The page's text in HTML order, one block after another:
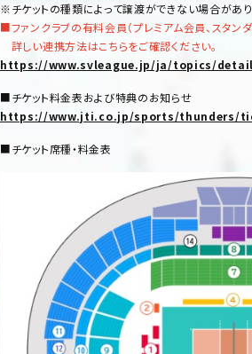
※チケットの種類によって譲渡ができない場合があ
■ファンクラブの有料会員（プレミアム会員、スタン
詳しい連携方法はこちらをご確認ください。
https://www.svleague.jp/ja/topics/
■チケット料金表および特典のお知らせ
https://www.jti.co.jp/sports/thunders/
■チケット席種・料金表